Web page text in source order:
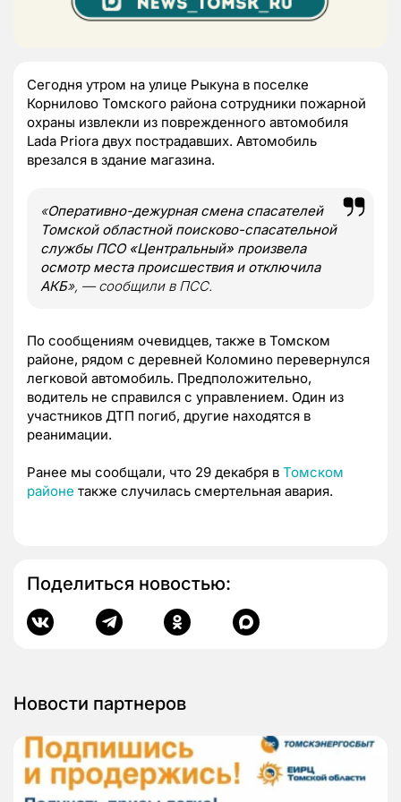
Сегодня утром на улице Рыкуна в поселке
Корнилово Томского района сотрудники пожарной
охраны извлекли из поврежденного автомобиля
Lada Priora двух пострадавших. Автомобиль
врезался в здание магазина.
«Оперативно-дежурная смена спасателей
Томской областной поисково-спасательной
службы ПСО «Центральный» произвела
осмотр места происшествия и отключила
АКБ», — сообщили в ПСС.
По сообщениям очевидцев, также в Томском
районе, рядом с деревней Коломино перевернулся
легковой автомобиль. Предположительно,
водитель не справился с управлением. Один из
участников ДТП погиб, другие находятся в
реанимации.
Ранее мы сообщали, что 29 декабря в Томском
районе также случилась смертельная авария.
Поделиться новостью:
Новости партнеров